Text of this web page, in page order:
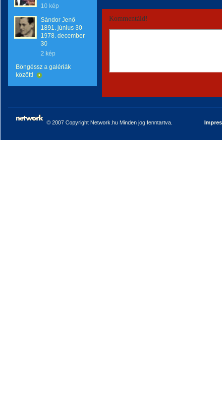
10 kép
Sándor Jenő
1891. június 30 -
1978. december
30
2 kép
Böngéssz a galériák
között!
Kommentáld!
© 2007 Copyright Network.hu Minden jog fenntartva.